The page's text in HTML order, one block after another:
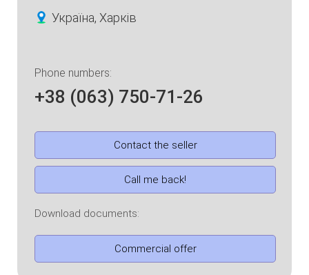
Україна, Харків
Phone numbers:
+38 (063) 750-71-26
Contact the seller
Call me back!
Download documents:
Commercial offer